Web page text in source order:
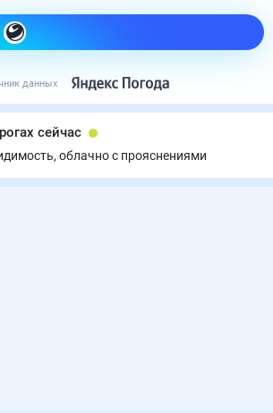
Как одеться сегодня
данных
сейчас
облачно с прояснениями